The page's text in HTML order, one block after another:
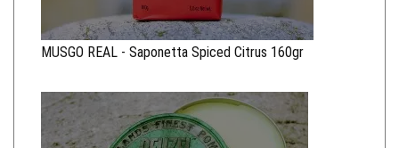
MUSGO REAL - Saponetta Spiced Citrus 160gr